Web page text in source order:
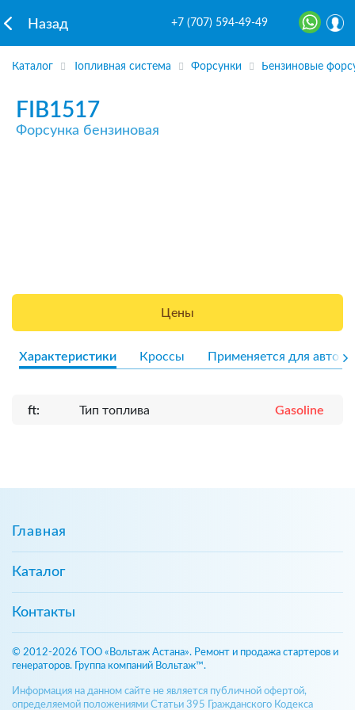
Назад +7 (707) 594-49-49
Каталог Топливная система Форсунки Бензиновые
FIB1517
Форсунка бензиновая
Цены
Характеристики Кроссы Применяется для авто
ft: Тип топлива Gasoline
Главная
Каталог
Контакты
© 2012-2026 ТОО «Вольтаж Астана». Ремонт и продажа стартеров и
генераторов. Группа компаний Вольтаж™.
Информация на данном сайте не является публичной офертой,
определяемой положениями Статьи 395 Гражданского Кодекса